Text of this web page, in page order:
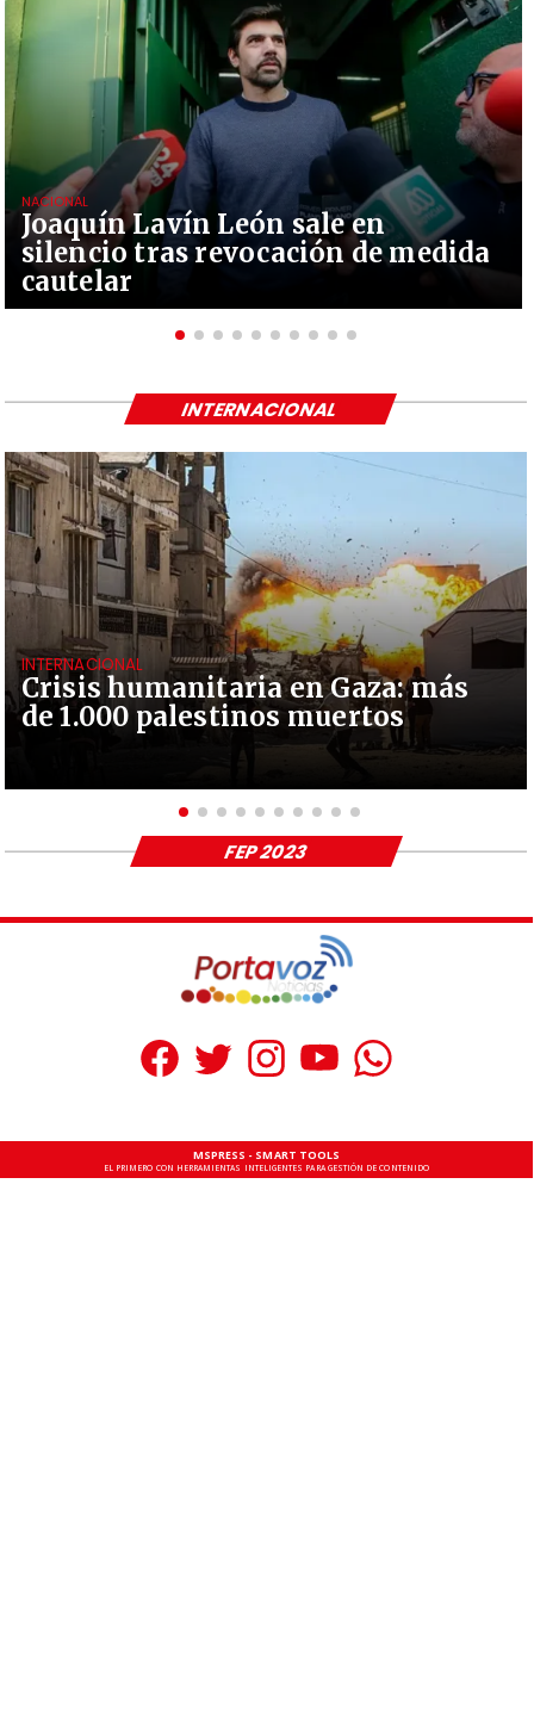
Joaquín Lavín León sale en
silencio tras revocación de medida
cautelar
NACIONAL
Crisis humanitaria en Gaza: más
de 1.000 palestinos muertos
INTERNACIONAL
INTERNACIONAL
FEP 2023
MSPRESS - SMART TOOLS
EL PRIMERO CON HERRAMIENTAS INTELIGENTES PARA GESTIÓN DE CONTENIDO